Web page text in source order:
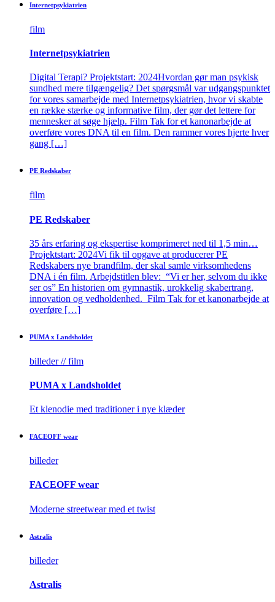
Internet­­­psykiatrien
film
Internet­­­psykiatrien
Digital Terapi? Projektstart: 2024Hvordan gør man psykisk
sundhed mere tilgængelig? Det spørgsmål var udgangspunktet
for vores samarbejde med Internetpsykiatrien, hvor vi skabte
en række stærke og informative film, der gør det lettere for
mennesker at søge hjælp. Film Tak for et kanonarbejde at
overføre vores DNA til en film. Den rammer vores hjerte hver
gang […]
PE Redskaber
film
PE Redskaber
35 års erfaring og ekspertise komprimeret ned til 1,5 min…
Projektstart: 2024Vi fik til opgave at producerer PE
Redskabers nye brandfilm, der skal samle virksomhedens
DNA i én film. Arbejdstitlen blev: “Vi er her, selvom du ikke
ser os” En historien om gymnastik, urokkelig skabertrang,
innovation og vedholdenhed. Film Tak for et kanonarbejde at
overføre […]
PUMA x Landsholdet
billeder // film
PUMA x Landsholdet
Et klenodie med traditioner i nye klæder
FACEOFF wear
billeder
FACEOFF wear
Moderne streetwear med et twist
Astralis
billeder
Astralis